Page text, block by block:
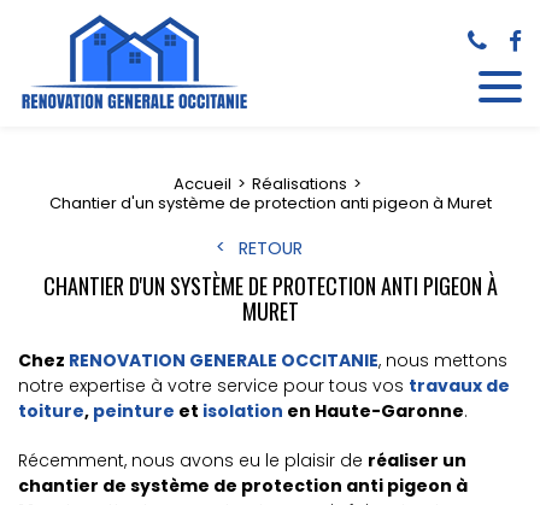
Accueil
Réalisations
Chantier d'un système de protection anti pigeon à Muret
RETOUR
CHANTIER D'UN SYSTÈME DE PROTECTION ANTI PIGEON À
MURET
Chez RENOVATION GENERALE OCCITANIE, nous mettons
notre expertise à votre service pour tous vos travaux de
toiture, peinture et isolation en Haute-Garonne.
Récemment, nous avons eu le plaisir de réaliser un
chantier de système de protection anti pigeon à